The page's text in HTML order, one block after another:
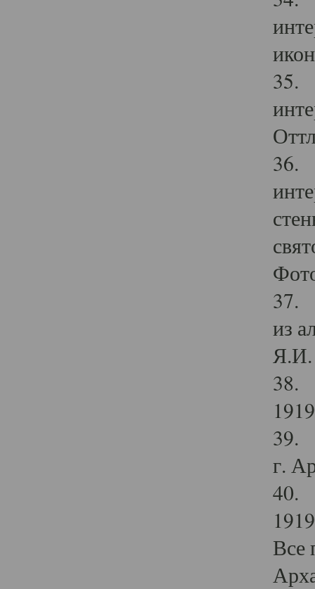
35.
36.
37.
из
Я.И.
38.
39.
г.
40.
Все